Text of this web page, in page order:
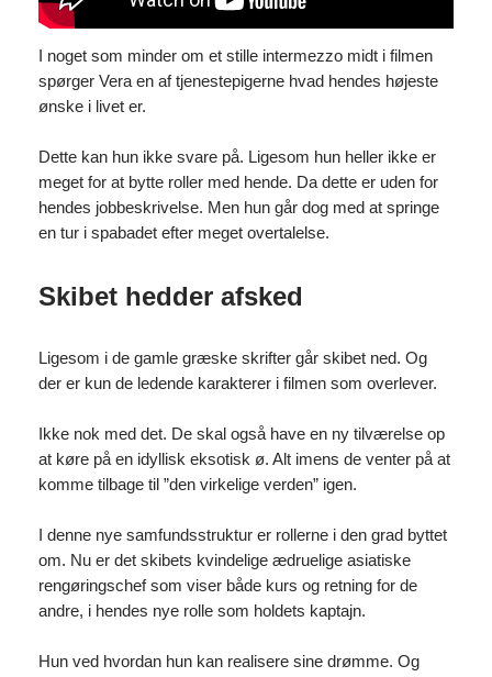
I noget som minder om et stille intermezzo midt i filmen
spørger Vera en af tjenestepigerne hvad hendes højeste
ønske i livet er.
Dette kan hun ikke svare på. Ligesom hun heller ikke er
meget for at bytte roller med hende. Da dette er uden for
hendes jobbeskrivelse. Men hun går dog med at springe
en tur i spabadet efter meget overtalelse.
Skibet hedder afsked
Ligesom i de gamle græske skrifter går skibet ned. Og
der er kun de ledende karakterer i filmen som overlever.
Ikke nok med det. De skal også have en ny tilværelse op
at køre på en idyllisk eksotisk ø. Alt imens de venter på at
komme tilbage til ”den virkelige verden” igen.
I denne nye samfundsstruktur er rollerne i den grad byttet
om. Nu er det skibets kvindelige ædruelige asiatiske
rengøringschef som viser både kurs og retning for de
andre, i hendes nye rolle som holdets kaptajn.
Hun ved hvordan hun kan realisere sine drømme. Og